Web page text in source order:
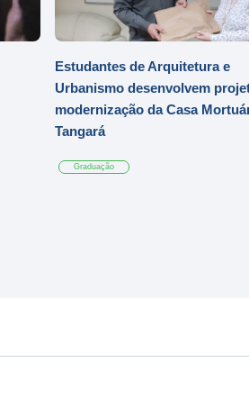
Estudantes de Arquitetura e
Urbanismo desenvolvem
modernização da Casa
Tangará
Graduação